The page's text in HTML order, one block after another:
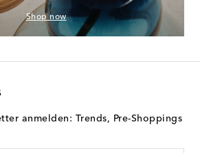
Shop now
anmelden: Trends, Pre-Shoppings